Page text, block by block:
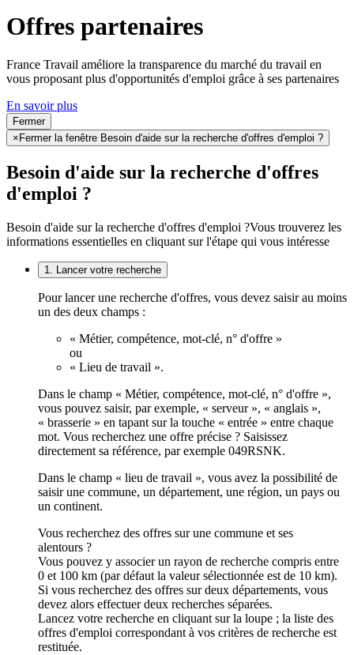
Offres partenaires
France Travail améliore la transparence du marché du travail en
vous proposant plus d'opportunités d'emploi grâce à ses partenaires
En savoir plus
Fermer
× Fermer la fenêtre Besoin d'aide sur la recherche d'offres d'emploi ?
Besoin d'aide sur la recherche d'offres
d'emploi ?
Besoin d'aide sur la recherche d'offres d'emploi ?Vous trouverez les
informations essentielles en cliquant sur l'étape qui vous intéresse
1. Lancer votre recherche
Pour lancer une recherche d'offres, vous devez saisir au moins
un des deux champs :
« Métier, compétence, mot-clé, n° d'offre »
ou
« Lieu de travail ».
Dans le champ « Métier, compétence, mot-clé, n° d'offre »,
vous pouvez saisir, par exemple, « serveur », « anglais »,
« brasserie » en tapant sur la touche « entrée » entre chaque
mot. Vous recherchez une offre précise ? Saisissez
directement sa référence, par exemple 049RSNK.
Dans le champ « lieu de travail », vous avez la possibilité de
saisir une commune, un département, une région, un pays ou
un continent.
Vous recherchez des offres sur une commune et ses
alentours ?
Vous pouvez y associer un rayon de recherche compris entre
0 et 100 km (par défaut la valeur sélectionnée est de 10 km).
Si vous recherchez des offres sur deux départements, vous
devez alors effectuer deux recherches séparées.
Lancez votre recherche en cliquant sur la loupe ; la liste des
offres d'emploi correspondant à vos critères de recherche est
restituée.